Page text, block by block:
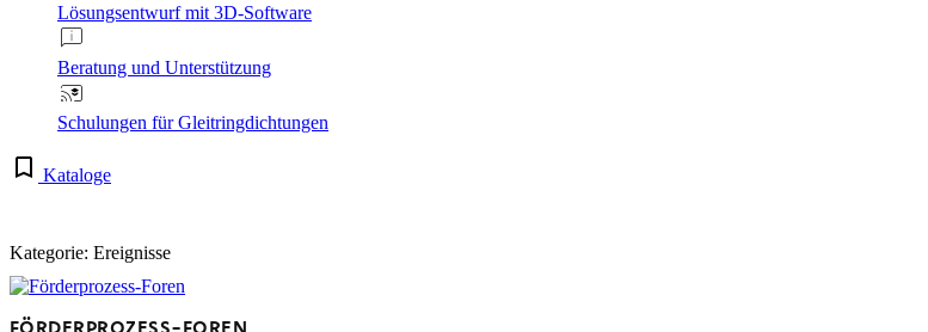
Lösungsentwurf mit 3D-Software
Beratung und Unterstützung
Schulungen für Gleitringdichtungen
Kataloge
Kategorie: Ereignisse